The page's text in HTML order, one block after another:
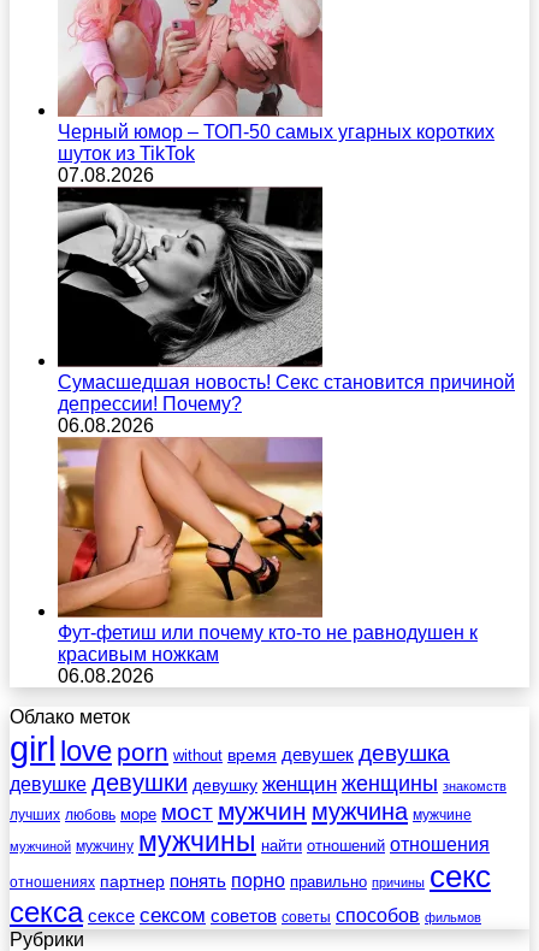
Черный юмор – ТОП-50 самых угарных коротких
шуток из TikTok
07.08.2026
Сумасшедшая новость! Секс становится причиной
депрессии! Почему?
06.08.2026
Фут-фетиш или почему кто-то не равнодушен к
красивым ножкам
06.08.2026
Облако меток
girl love porn without время девушек девушка
девушке девушки девушку женщин женщины знакомств
лучших любовь море мост мужчин мужчина мужчине
мужчиной мужчину мужчины найти отношений отношения
отношениях партнер понять порно правильно причины секс
секса сексе сексом советов советы способов фильмов
Рубрики